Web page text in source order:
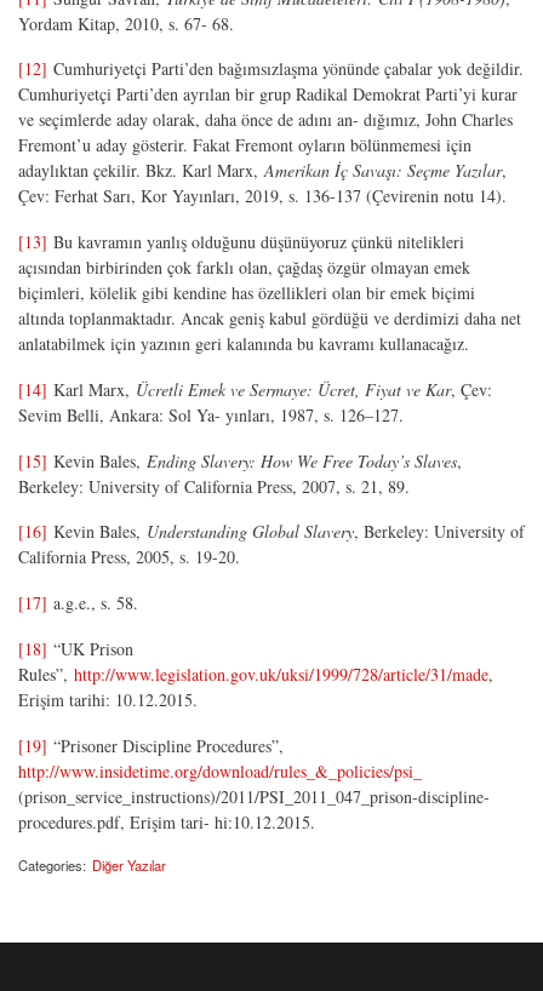
Yordam Kitap, 2010, s. 67- 68.
[12] Cumhuriyetçi Parti’den bağımsızlaşma yönünde çabalar yok değildir.
Cumhuriyetçi Parti’den ayrılan bir grup Radikal Demokrat Parti’yi kurar
ve seçimlerde aday olarak, daha önce de adını an- dığımız, John Charles
Fremont’u aday gösterir. Fakat Fremont oyların bölünmemesi için
adaylıktan çekilir. Bkz. Karl Marx,Amerikan İç Savaşı: Seçme Yazılar,
Çev: Ferhat Sarı, Kor Yayınları, 2019, s. 136-137 (Çevirenin notu 14).
[13] Bu kavramın yanlış olduğunu düşünüyoruz çünkü nitelikleri
açısından birbirinden çok farklı olan, çağdaş özgür olmayan emek
biçimleri, kölelik gibi kendine has özellikleri olan bir emek biçimi
altında toplanmaktadır. Ancak geniş kabul gördüğü ve derdimizi daha net
anlatabilmek için yazının geri kalanında bu kavramı kullanacağız.
[14] Karl Marx, Ücretli Emek ve Sermaye: Ücret, Fiyat ve Kar, Çev:
Sevim Belli, Ankara: Sol Ya- yınları, 1987, s. 126–127.
[15] Kevin Bales, Ending Slavery: How We Free Today’s Slaves,
Berkeley: University of California Press, 2007, s. 21, 89.
[16] Kevin Bales, Understanding Global Slavery, Berkeley: University of
California Press, 2005, s. 19-20.
[17] a.g.e., s. 58.
[18] “UK Prison
Rules”, http://www.legislation.gov.uk/uksi/1999/728/article/31/made,
Erişim tarihi: 10.12.2015.
[19] “Prisoner Discipline Procedures”,
http://www.insidetime.org/download/rules_&_policies/psi_
(prison_service_instructions)/2011/PSI_2011_047_prison-discipline-
procedures.pdf, Erişim tari- hi:10.12.2015.
Categories: Diğer Yazılar